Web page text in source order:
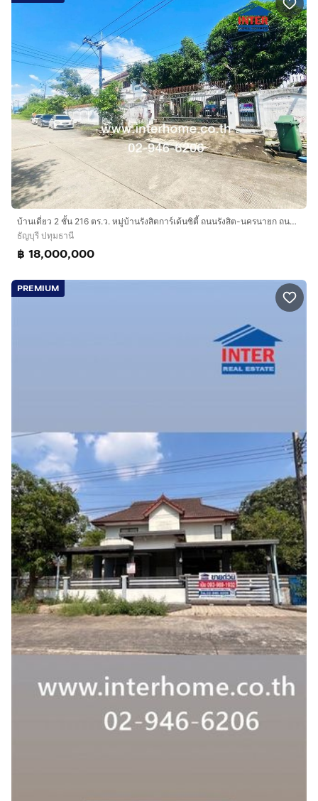
บ้านเดี่ยว 2 ชั้น 216 ตร.ว. หมู่บ้านรังสิตการ์เด้นซิตี้ ถนนรังสิต-นครนายก ถนนกาญจนาภิเษก ธัญบุรี ปทุมธานี
ธัญบุรี ปทุมธานี
฿ 18,000,000
PREMIUM